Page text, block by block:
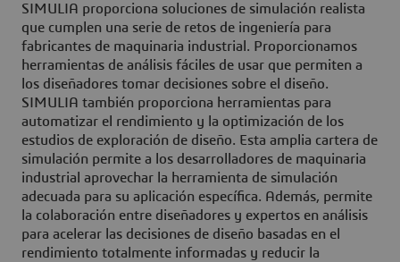
SIMULIA proporciona soluciones de simulación realista
que cumplen una serie de retos de ingeniería para
fabricantes de maquinaria industrial. Proporcionamos
herramientas de análisis fáciles de usar que permiten a
los diseñadores tomar decisiones sobre el diseño.
SIMULIA también proporciona herramientas para
automatizar el rendimiento y la optimización de los
estudios de exploración de diseño. Esta amplia cartera de
simulación permite a los desarrolladores de maquinaria
industrial aprovechar la herramienta de simulación
adecuada para su aplicación específica. Además, permite
la colaboración entre diseñadores y expertos en análisis
para acelerar las decisiones de diseño basadas en el
rendimiento totalmente informadas y reducir la